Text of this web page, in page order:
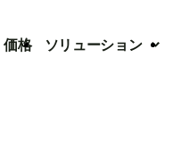
価格 ソリューション